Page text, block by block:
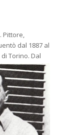
Pittore,
dal 1887 al
Torino. Dal